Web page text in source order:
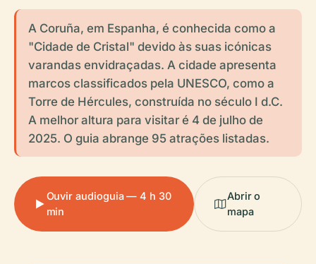
A Coruña, em Espanha, é conhecida como a
"Cidade de Cristal" devido às suas icónicas
varandas envidraçadas. A cidade apresenta
marcos classificados pela UNESCO, como a
Torre de Hércules, construída no século I d.C.
A melhor altura para visitar é 4 de julho de
2025. O guia abrange 95 atrações listadas.
Ouvir audioguia — 4 h 30
min
Abrir o
mapa